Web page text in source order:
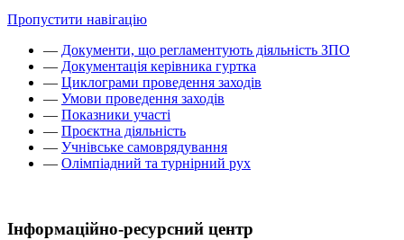
Пропустити навігацію
— Документи, що регламентують діяльність ЗПО
— Документація керівника гуртка
— Циклограми проведення заходів
— Умови проведення заходів
— Показники участі
— Проєктна діяльність
— Учнівське самоврядування
— Олімпіадний та турнірний рух
Інформаційно-ресурсний центр